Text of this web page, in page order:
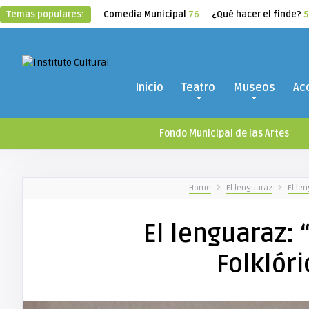
Temas populares: Comedia Municipal 76 ¿Qué hacer el finde?
Inicio Teatro Museos
Fondo Municipal de las Artes
Home El lenguaraz El
El lenguaraz: